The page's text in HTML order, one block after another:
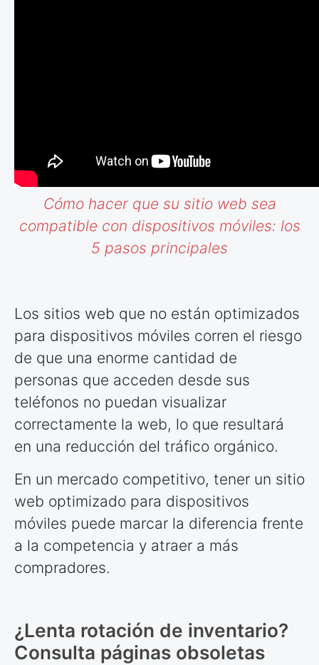
Cómo hacer que su sitio web sea
compatible con dispositivos móviles: los
5 pasos principales
Los sitios web que no están optimizados
para dispositivos móviles corren el riesgo
de que una enorme cantidad de
personas que acceden desde sus
teléfonos no puedan visualizar
correctamente la web, lo que resultará
en una reducción del tráfico orgánico.
En un mercado competitivo, tener un sitio
web optimizado para dispositivos
móviles puede marcar la diferencia frente
a la competencia y atraer a más
compradores.
¿Lenta rotación de inventario?
Consulta páginas obsoletas